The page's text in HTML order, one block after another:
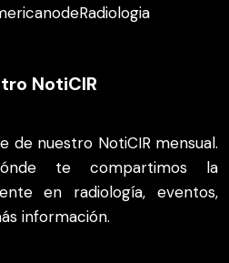
NotiCIR
de nuestro NotiCIR mensual.
te compartimos la
en radiología, eventos,
información.